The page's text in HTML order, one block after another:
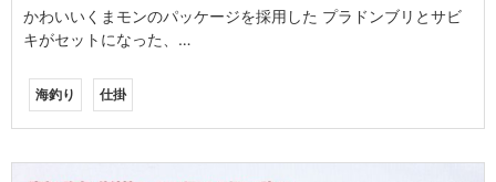
かわいいくまモンのパッケージを採用した プラドンブリとサビ
キがセットになった、…
海釣り 仕掛